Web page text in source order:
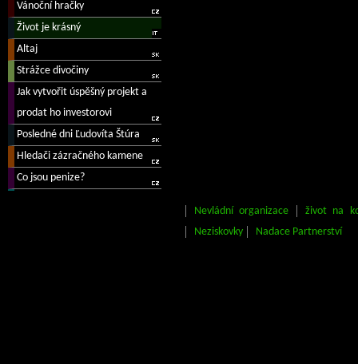
Nevládní organizace
život na
Neziskovky
Nadace Partnerství